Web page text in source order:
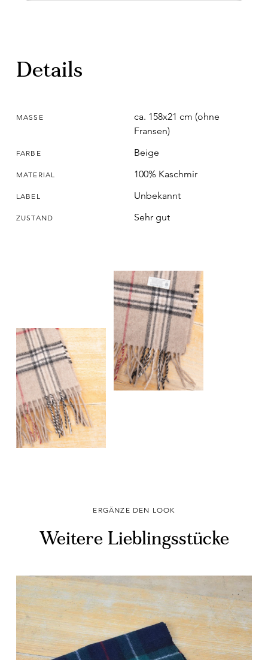
Details
MASSE
ca. 158x21 cm (ohne
Fransen)
FARBE Beige
MATERIAL 100% Kaschmir
LABEL Unbekannt
ZUSTAND Sehr gut
ERGÄNZE DEN LOOK
Weitere Lieblingsstücke